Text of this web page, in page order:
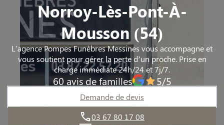
Norroy-Lès-Pont-À-
Mousson (54)
L'agence Pompes Funèbres Messines vous accompagne et
vous soutient pour gérer la perte d’un proche. Prise en
charge immédiate 24h/24 et 7j/7.
60 avis de familles 5/5
Demande de devis
03 67 80 17 08